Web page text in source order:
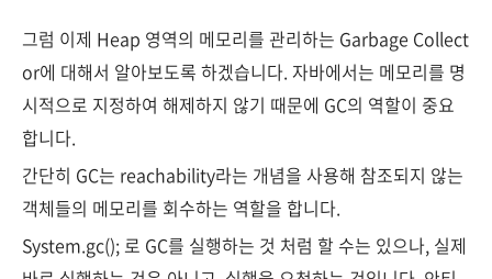
그럼 이제 Heap 영역의 메모리를 관리하는 Garbage Collect
or에 대해서 알아보도록 하겠습니다. 자바에서는 메모리를 명
시적으로 지정하여 해제하지 않기 때문에 GC의 역할이 중요
합니다.
간단히 GC는 reachability라는 개념을 사용해 참조되지 않는
객체들의 메모리를 회수하는 역할을 합니다.
System.gc(); 로 GC를 실행하는 것 처럼 할 수는 있으나, 실제